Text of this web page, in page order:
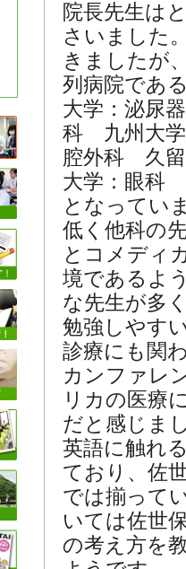
院長先生は
さいました
きましたが
列病院であ
大学：泌尿
科 九州大学
腔外科 久留
大学：眼科
となってい
低く他科の
とコメディ
境であるよ
な先生が多
勉強しやす
診療にも関
カンファレ
リカの医療
だと感じま
英語に触れ
ており、佐
では揃って
いては佐世
の考え方を